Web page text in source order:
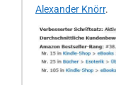
Alexander Knörr.